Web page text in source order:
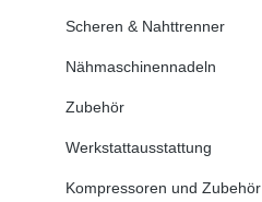
Scheren & Nahttrenner
Nähmaschinennadeln
Zubehör
Werkstattausstattung
Kompressoren und Zubehör